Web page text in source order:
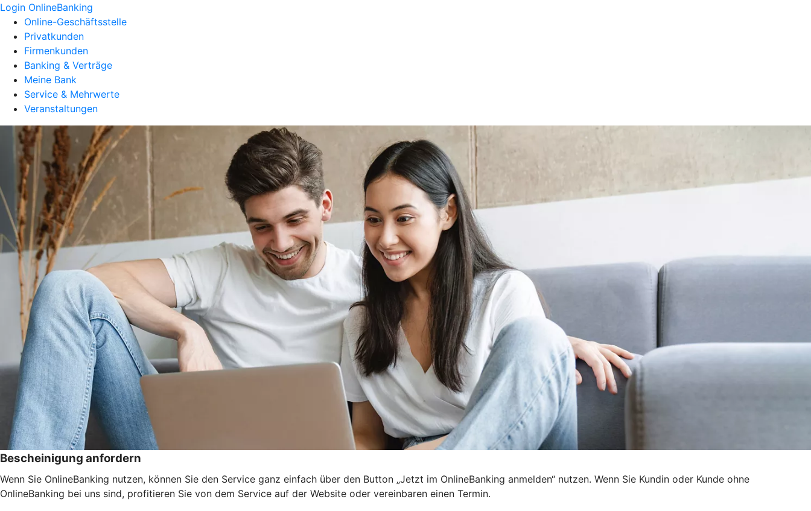
Login OnlineBanking
Online-Geschäftsstelle
Privatkunden
Firmenkunden
Banking & Verträge
Meine Bank
Service & Mehrwerte
Veranstaltungen
Bescheinigung anfordern
Wenn Sie OnlineBanking nutzen, können Sie den Service ganz einfach über den Button „Jetzt im OnlineBanking anmelden“ nutzen. Wenn Sie Kundin oder Kunde ohne
OnlineBanking bei uns sind, profitieren Sie von dem Service auf der Website oder vereinbaren einen Termin.